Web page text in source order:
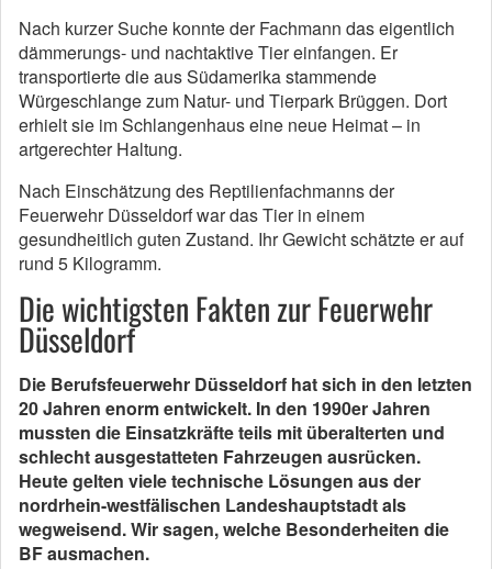
Nach kurzer Suche konnte der Fachmann das eigentlich
dämmerungs- und nachtaktive Tier einfangen. Er
transportierte die aus Südamerika stammende
Würgeschlange zum Natur- und Tierpark Brüggen. Dort
erhielt sie im Schlangenhaus eine neue Heimat – in
artgerechter Haltung.
Nach Einschätzung des Reptilienfachmanns der
Feuerwehr Düsseldorf war das Tier in einem
gesundheitlich guten Zustand. Ihr Gewicht schätzte er auf
rund 5 Kilogramm.
Die wichtigsten Fakten zur Feuerwehr
Düsseldorf
Die Berufsfeuerwehr Düsseldorf hat sich in den letzten
20 Jahren enorm entwickelt. In den 1990er Jahren
mussten die Einsatzkräfte teils mit überalterten und
schlecht ausgestatteten Fahrzeugen ausrücken.
Heute gelten viele technische Lösungen aus der
nordrhein-westfälischen Landeshauptstadt als
wegweisend. Wir sagen, welche Besonderheiten die
BF ausmachen.